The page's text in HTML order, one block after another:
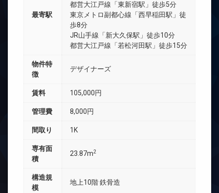
最寄駅
都営大江戸線「東新宿駅」徒歩5分
東京メトロ副都心線「西早稲田駅」徒
歩8分
JR山手線「新大久保駅」徒歩10分
都営大江戸線「若松河田駅」徒歩15分
物件特
徴
デザイナーズ
賃料 105,000円
管理費 8,000円
間取り 1K
専有面
積
23.87m2
構造規
模
地上10階 鉄骨造